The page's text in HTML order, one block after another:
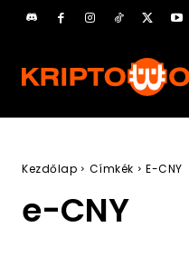
Kezdőlap Címkék E-CNY
e-CNY